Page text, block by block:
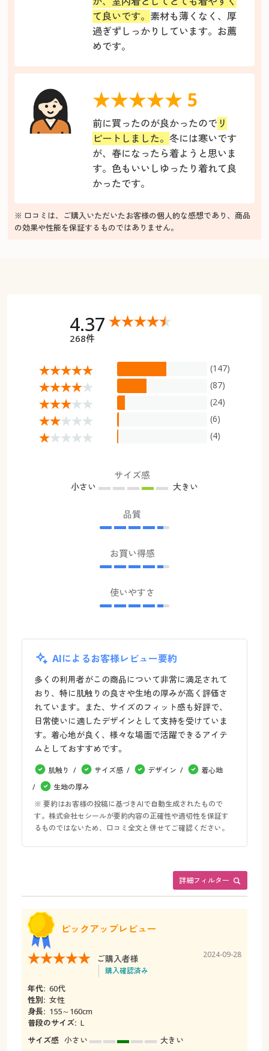
て良いです。 素材も薄くなく、厚
過ぎずしっかりしています。お薦
めです。
★★★★★ 5
前に買ったのが良かったので リ
ピートしました。冬には寒いです
が、春になったら着ようと思いま
す。色もいいしゆったり着れて良
かったです。
※ 口コミは、ご購入いただいたお客様の個人的な感想であり、商品
の効果や性能を保証するものではありません。
4.37
268件
(147)
(87)
(24)
(6)
(4)
サイズ感
小さい 大きい
品質
お買い得感
使いやすさ
AIによるお客様レビュー要約
多くの利用者がこの商品について非常に満足されて
おり、特に肌触りの良さや生地の厚みが高く評価さ
れています。また、サイズのフィット感も好評で、
日常使いに適したデザインとして支持を受けていま
す。着心地が良く、様々な場面で活躍できるアイテ
ムとしておすすめです。
肌触り サイズ感 デザイン
着心地
生地の厚み
※ 要約はお客様の投稿に基づきAIで自動生成されたもので
す。株式会社セシールが要約内容の正確性や適切性を保証す
るものではないため、口コミ全文と併せてご確認ください。
詳細フィルター
ピックアップレビュー
ご購入者様
購入確認済み
2024-09-28
年代: 60代
性別: 女性
身長: 155～160cm
普段のサイズ: L
サイズ感 小さい
大きい